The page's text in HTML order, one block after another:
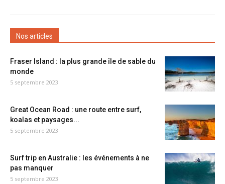
Nos articles
Fraser Island : la plus grande île de sable du
monde
5 septembre 2023
Great Ocean Road : une route entre surf,
koalas et paysages...
5 septembre 2023
Surf trip en Australie : les événements à ne
pas manquer
5 septembre 2023